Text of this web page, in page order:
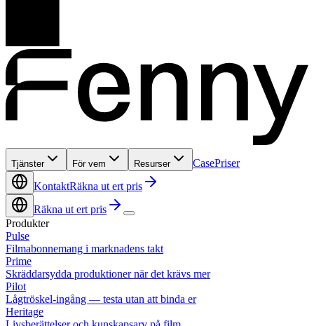
Tjänster För vem Resurser CasePriser
KontaktRäkna ut ert pris
Räkna ut ert pris
Produkter
Pulse
Filmabonnemang i marknadens takt
Prime
Skräddarsydda produktioner när det krävs mer
Pilot
Lågtröskel-ingång — testa utan att binda er
Heritage